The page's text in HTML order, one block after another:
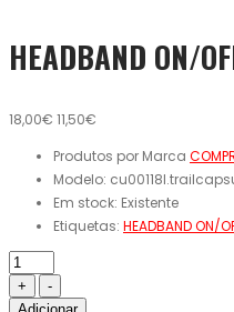
HEADBAND ON/
18,00€ 11,50€
Produtos por Marca
Modelo:
Em stock: Existente
Etiquetas: HEADBAND ON/